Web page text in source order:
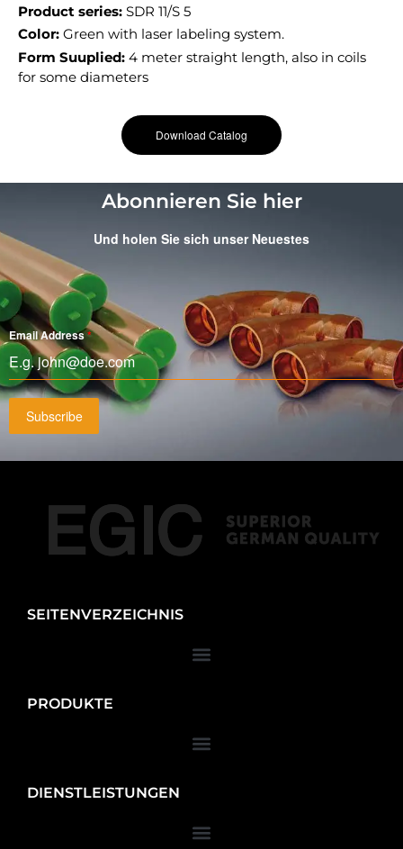
Product series: SDR 11/S 5
Color: Green with laser labeling system.
Form Suuplied: 4 meter straight length, also in coils
for some diameters
Download Catalog
Abonnieren Sie hier
Und holen Sie sich unser Neuestes
Email Address*
Subscribe
SEITENVERZEICHNIS
PRODUKTE
DIENSTLEISTUNGEN